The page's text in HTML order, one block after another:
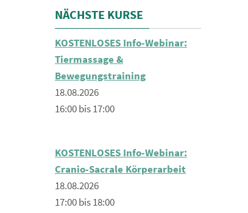
NÄCHSTE KURSE
KOSTENLOSES Info-Webinar:
Tiermassage &
Bewegungstraining
18.08.2026
16:00 bis 17:00
KOSTENLOSES Info-Webinar:
Cranio-Sacrale Körperarbeit
18.08.2026
17:00 bis 18:00